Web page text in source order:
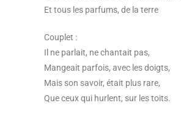
Et tous les parfums, de la terre
Couplet :
Il ne parlait, ne chantait pas,
Mangeait parfois, avec les doigts,
Mais son savoir, était plus rare,
Que ceux qui hurlent, sur les toits.